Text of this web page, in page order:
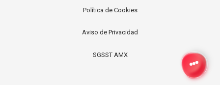
Política de Cookies
Aviso de Privacidad
SGSST AMX